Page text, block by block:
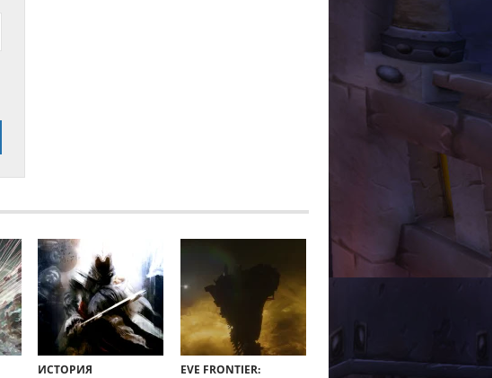
ИСТОРИЯ
EVE FRONTIER: